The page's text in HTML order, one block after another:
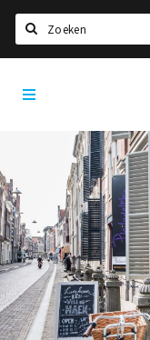
Home
Bioscoopagenda
Nieuws
Leuke tips & trends
Interviews
Eten